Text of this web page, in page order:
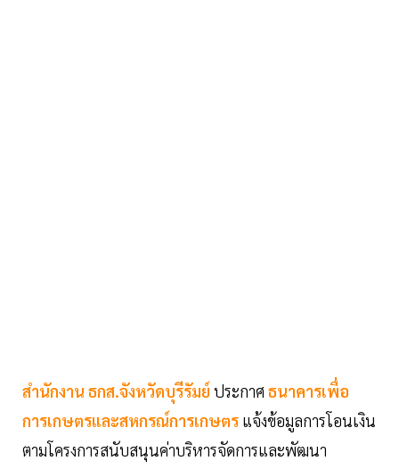
สำนักงาน ธกส.จังหวัดบุรีรัมย์ ประกาศ ธนาคารเพื่อ
การเกษตรและสหกรณ์การเกษตร แจ้งข้อมูลการโอนเงิน
ตามโครงการสนับสนุนค่าบริหารจัดการและพัฒนา